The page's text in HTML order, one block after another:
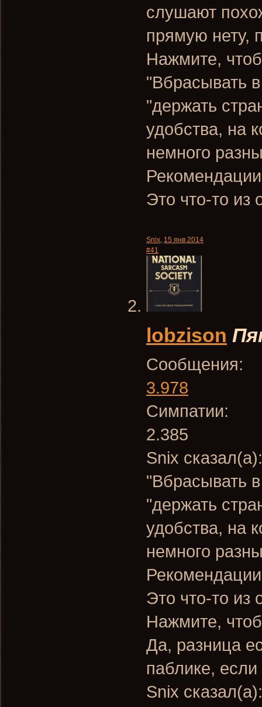
слушают
прямую нету,
Нажмите,
"Вбрасывать
"держать
удобства, на
немного
Это что-то из
Snix, 15 янв 2014
#41
lobzison
Сообщения:
3.978
Симпатии:
2.385
Snix
"Вбрасывать
"держать
удобства, на
немного
Это что-то из
Нажмите,
Да, разница
паблике,
Snix